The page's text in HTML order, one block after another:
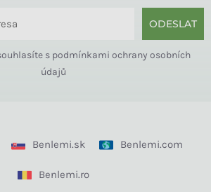
ODESLAT
s podmínkami ochrany osobních
údajů
Benlemi.sk Benlemi.com
Benlemi.ro